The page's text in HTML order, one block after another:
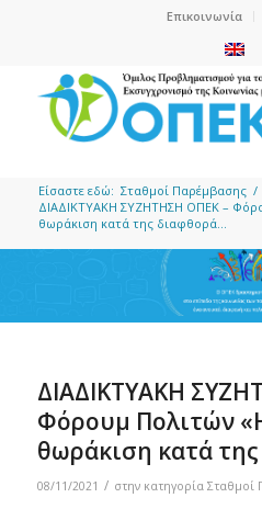
Επικοινωνία
Είσαστε εδώ: Σταθμοί Παρέμβασης /
ΔΙΑΔΙΚΤΥΑΚΗ ΣΥΖΗΤΗΣΗ ΟΠΕΚ –
θωράκιση κατά της διαφθορά...
ΔΙΑΔΙΚΤΥΑΚΗ
Φόρουμ Πολιτών
θωράκιση κατά
08/11/2021 / στην κατηγορία Σταθμοί